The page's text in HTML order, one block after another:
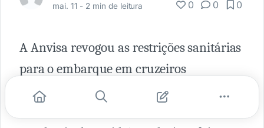
mai. 11 - 2 min de leitura 0 0 0
A Anvisa revogou as restrições sanitárias
para o embarque em cruzeiros
marítimos, que haviam sido